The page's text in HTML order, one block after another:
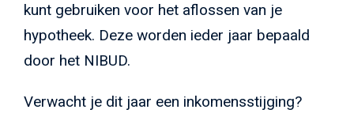
kunt gebruiken voor het aflossen van je
hypotheek. Deze worden ieder jaar bepaald
door het NIBUD.
Verwacht je dit jaar een inkomensstijging?